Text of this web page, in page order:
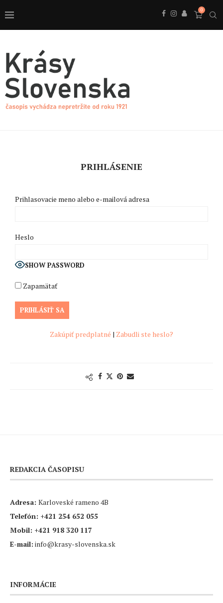
0
PRIHLÁSENIE
Prihlasovacie meno alebo e-mailová adresa
Heslo
SHOW PASSWORD
Zapamätať
Zakúpiť predplatné | Zabudli ste heslo?
REDAKCIA ČASOPISU
Adresa: Karloveské rameno 4B
Telefón: +421 254 652 055
Mobil: +421 918 320 117
E-mail: info@krasy-slovenska.sk
INFORMÁCIE